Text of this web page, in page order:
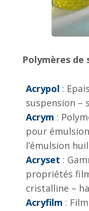
Polymères de
Acrypol :
suspension –
Acrym :
pour
l’émulsion
Acryset :
propriétés
cristalline –
Acryfilm :